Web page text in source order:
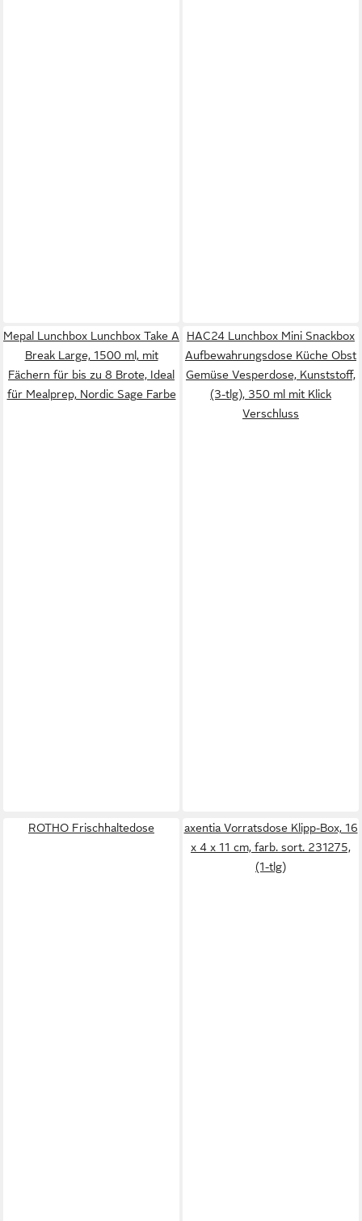
Mepal Lunchbox Lunchbox Take A
Break Large, 1500 ml, mit
Fächern für bis zu 8 Brote, Ideal
für Mealprep, Nordic Sage Farbe
HAC24 Lunchbox Mini Snackbox
Aufbewahrungsdose Küche Obst
Gemüse Vesperdose, Kunststoff,
(3-tlg), 350 ml mit Klick
Verschluss
ROTHO Frischhaltedose
axentia Vorratsdose Klipp-Box, 16
x 4 x 11 cm, farb. sort. 231275,
(1-tlg)